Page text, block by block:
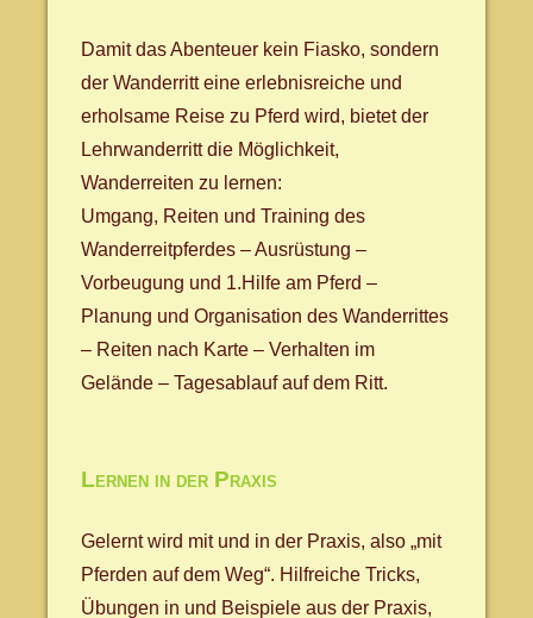
Damit das Abenteuer kein Fiasko, sondern
der Wanderritt eine erlebnisreiche und
erholsame Reise zu Pferd wird, bietet der
Lehrwanderritt die Möglichkeit,
Wanderreiten zu lernen:
Umgang, Reiten und Training des
Wanderreitpferdes – Ausrüstung –
Vorbeugung und 1.Hilfe am Pferd –
Planung und Organisation des Wanderrittes
– Reiten nach Karte – Verhalten im
Gelände – Tagesablauf auf dem Ritt.
Lernen in der Praxis
Gelernt wird mit und in der Praxis, also „mit
Pferden auf dem Weg“. Hilfreiche Tricks,
Übungen in und Beispiele aus der Praxis,